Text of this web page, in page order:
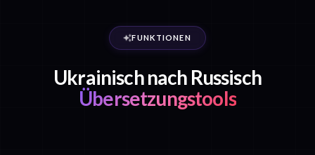
FUNKTIONEN
Ukrainisch nach Russisch
Übersetzungstools